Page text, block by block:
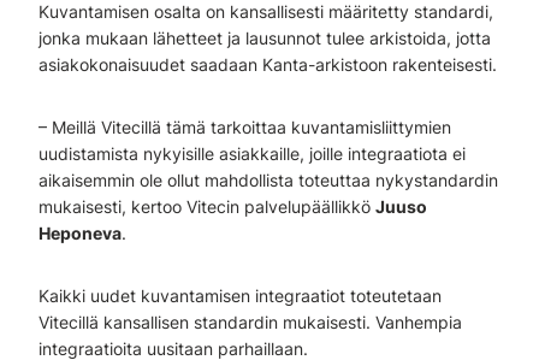
Kuvantamisen osalta on kansallisesti määritetty standardi,
jonka mukaan lähetteet ja lausunnot tulee arkistoida, jotta
asiakokonaisuudet saadaan Kanta-arkistoon rakenteisesti.
– Meillä Vitecillä tämä tarkoittaa kuvantamisliittymien
uudistamista nykyisille asiakkaille, joille integraatiota ei
aikaisemmin ole ollut mahdollista toteuttaa nykystandardin
mukaisesti, kertoo Vitecin palvelupäällikkö Juuso
Heponeva.
Kaikki uudet kuvantamisen integraatiot toteutetaan
Vitecillä kansallisen standardin mukaisesti. Vanhempia
integraatioita uusitaan parhaillaan.